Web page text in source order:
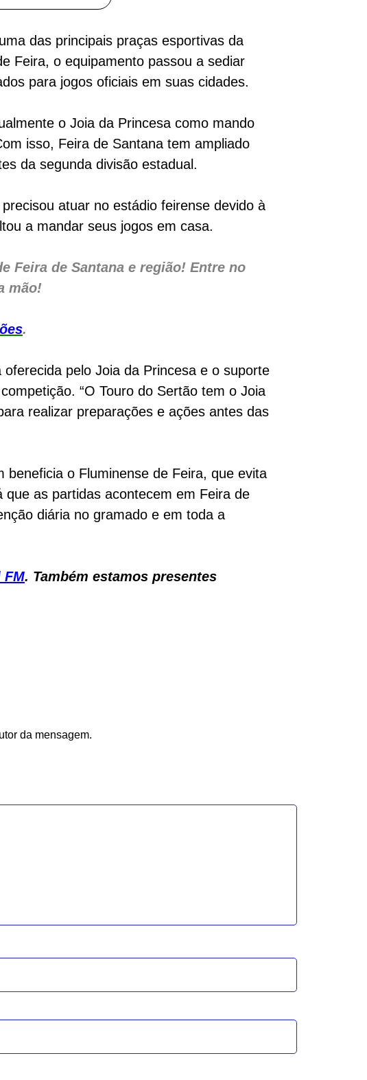
das principais praças esportivas da
Feira, o equipamento passou a sediar
para jogos oficiais em suas cidades.
o Joia da Princesa como mando
isso, Feira de Santana tem ampliado
da segunda divisão estadual.
atuar no estádio feirense devido à
a mandar seus jogos em casa.
Feira de Santana e região! Entre no
mão!
.
pelo Joia da Princesa e o suporte
“O Touro do Sertão tem o Joia
realizar preparações e ações antes das
o Fluminense de Feira, que evita
as partidas acontecem em Feira de
diária no gramado e em toda a
FM. Também estamos presentes
da mensagem.